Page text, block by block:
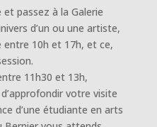
passez à la Galerie
d’un ou une artiste,
entre 10h et 17h, et ce,
11h30 et 13h,
votre visite
d’une étudiante en arts